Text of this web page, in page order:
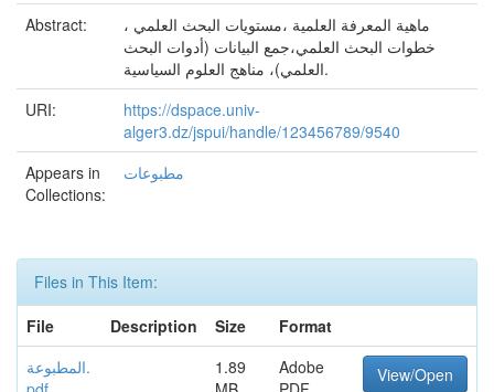
Abstract:
ماهية المعرفة العلمية ،مستويات البحث العلمي ،
خطوات البحث العلمي،جمع البيانات (أدوات البحث
العلمي)، مناهج العلوم السياسية.
URI:
https://dspace.univ-
alger3.dz/jspui/handle/123456789/9540
Appears in
Collections:
مطبوعات
Files in This Item:
File
Description Size
Format
المطبوعة.
1.89
Adobe
View/Open